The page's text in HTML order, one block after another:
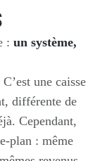
: un système,
une caisse
différente de
Cependant,
plan : même